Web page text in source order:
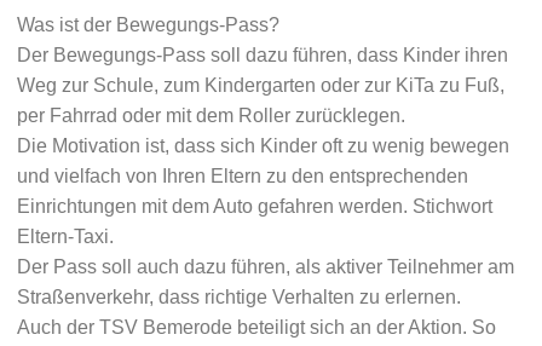
Was ist der Bewegungs-Pass?
Der Bewegungs-Pass soll dazu führen, dass Kinder ihren
Weg zur Schule, zum Kindergarten oder zur KiTa zu Fuß,
per Fahrrad oder mit dem Roller zurücklegen.
Die Motivation ist, dass sich Kinder oft zu wenig bewegen
und vielfach von Ihren Eltern zu den entsprechenden
Einrichtungen mit dem Auto gefahren werden. Stichwort
Eltern-Taxi.
Der Pass soll auch dazu führen, als aktiver Teilnehmer am
Straßenverkehr, dass richtige Verhalten zu erlernen.
Auch der TSV Bemerode beteiligt sich an der Aktion. So